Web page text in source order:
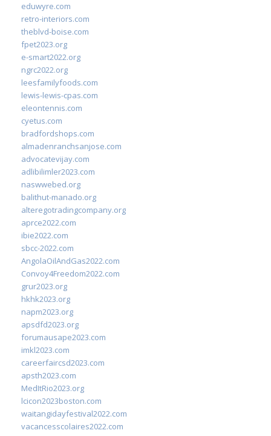
eduwyre.com
retro-interiors.com
theblvd-boise.com
fpet2023.org
e-smart2022.org
ngrc2022.org
leesfamilyfoods.com
lewis-lewis-cpas.com
eleontennis.com
cyetus.com
bradfordshops.com
almadenranchsanjose.com
advocatevijay.com
adlibilimler2023.com
naswwebed.org
balithut-manado.org
alteregotradingcompany.org
aprce2022.com
ibie2022.com
sbcc-2022.com
AngolaOilAndGas2022.com
Convoy4Freedom2022.com
grur2023.org
hkhk2023.org
napm2023.org
apsdfd2023.org
forumausape2023.com
imkl2023.com
careerfaircsd2023.com
apsth2023.com
MedItRio2023.org
lcicon2023boston.com
waitangidayfestival2022.com
vacancesscolaires2022.com